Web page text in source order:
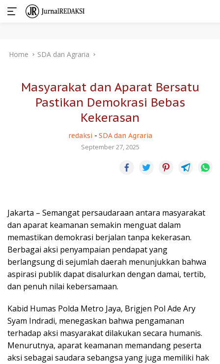
Home SDA dan Agraria
Masyarakat dan Aparat Bersatu
Pastikan Demokrasi Bebas
Kekerasan
redaksi - SDA dan Agraria
September 27, 2025
Jakarta – Semangat persaudaraan antara masyarakat
dan aparat keamanan semakin menguat dalam
memastikan demokrasi berjalan tanpa kekerasan.
Berbagai aksi penyampaian pendapat yang
berlangsung di sejumlah daerah menunjukkan bahwa
aspirasi publik dapat disalurkan dengan damai, tertib,
dan penuh nilai kebersamaan.
Kabid Humas Polda Metro Jaya, Brigjen Pol Ade Ary
Syam Indradi, menegaskan bahwa pengamanan
terhadap aksi masyarakat dilakukan secara humanis.
Menurutnya, aparat keamanan memandang peserta
aksi sebagai saudara sebangsa yang juga memiliki hak